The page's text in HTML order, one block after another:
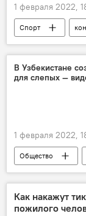
1 февраля 2022,
Спорт
В Узбекистане
для слепых —
1 февраля 2022,
Общество
комментарий
Как накажут
пожилого